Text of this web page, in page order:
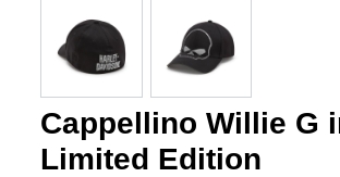
Cappellino Willie G
Limited Edition